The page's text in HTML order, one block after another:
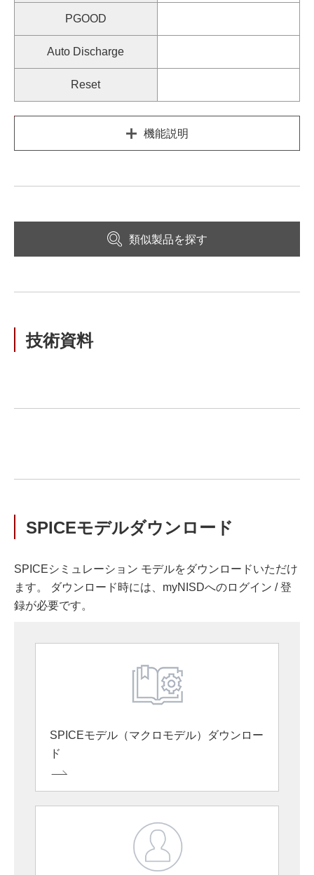
PGOOD
Auto Discharge
Reset
機能説明
類似製品を探す
技術資料
SPICEモデルダウンロード
SPICEシミュレーション モデルをダウンロードいただけ
ます。 ダウンロード時には、myNISDへのログイン / 登
録が必要です。
SPICEモデル（マクロモデル）ダウンロー
ド